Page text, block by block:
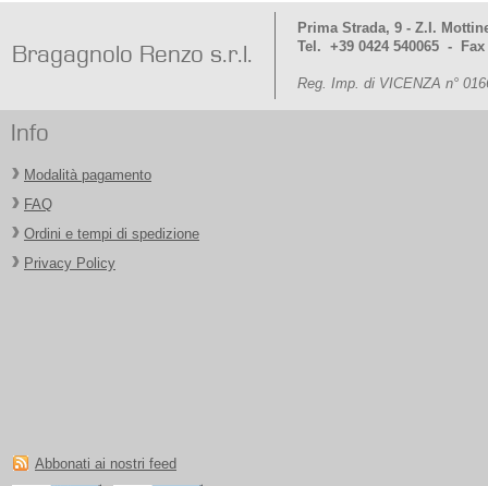
Bragagnolo Renzo s.r.l.
Prima Strada, 9 - Z.I.
Tel. +39 0424 540065 - Fax
Reg. Imp. di VICENZA n°
Info
Modalità pagamento
FAQ
Ordini e tempi di spedizione
Privacy Policy
Abbonati ai nostri feed